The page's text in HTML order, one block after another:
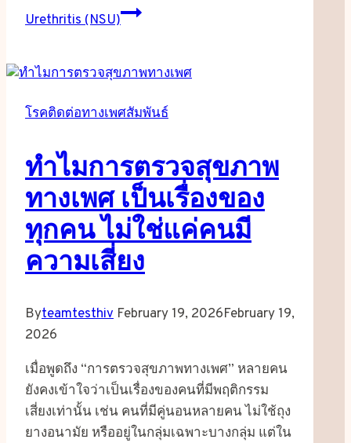
Urethritis (NSU)
โรคติดต่อทางเพศสัมพันธ์
ทำไมการตรวจสุขภาพ
ทางเพศ เป็นเรื่องของ
ทุกคน ไม่ใช่แค่คนมี
ความเสี่ยง
Byteamtesthiv February 19, 2026February 19,
2026
เมื่อพูดถึง “การตรวจสุขภาพทางเพศ” หลายคน
ยังคงเข้าใจว่าเป็นเรื่องของคนที่มีพฤติกรรม
เสี่ยงเท่านั้น เช่น คนที่มีคู่นอนหลายคน ไม่ใช้ถุง
ยางอนามัย หรืออยู่ในกลุ่มเฉพาะบางกลุ่ม แต่ใน